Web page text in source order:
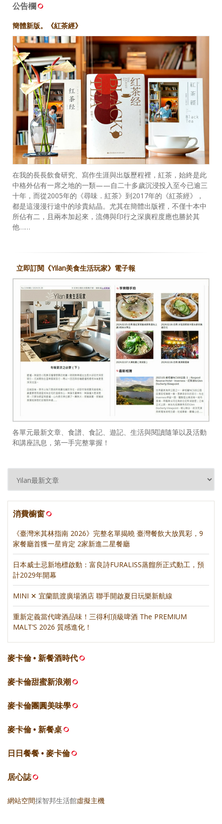
公告欄
簡體新版。《紅茶經》
在我的長長飲食研究、寫作生涯與出版歷程裡，紅茶，始終是此
中格外佔有一席之地的一類——自二十多歲沉浸投入至今已逾三
十年，而從2005年的《尋味．紅茶》到2017年的《紅茶經》，
都是這漫漫行途中的珍貴結晶。尤其在簡體出版裡，不僅十本中
所佔有二，且兩本加起來，流傳與印行之深廣程度應也勝於其
他……
立即訂閱《Yilan美食生活玩家》電子報
各單元最新文章、食譜、食記、遊記、生活與閱讀隨筆以及活動
和講座訊息，第一手完整掌握！
消費櫥窗
《臺灣米其林指南 2026》完整名單揭曉 臺灣餐飲大放異彩，9
家餐廳首獲一星肯定 2家新進二星餐廳
日本威士忌新地標啟動：富良詩FURALISS蒸餾所正式動工，預
計2029年開幕
MINI ✕ 宜蘭凱渡廣場酒店 聯手開啟夏日玩樂新航線
重新定義當代啤酒品味！三得利頂級啤酒 The PREMIUM
MALT’S 2026 質感進化！
麥卡倫 • 新餐酒時代
麥卡倫甜蜜新浪潮
麥卡倫團圓美味學
麥卡倫 • 新餐桌
日日餐餐 • 麥卡倫
居心誌
網站空間採智邦生活館虛擬主機